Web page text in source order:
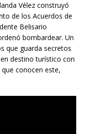
Vélez construyó
de los Acuerdos de
Belisario
bombardear. Un
que guarda secretos
destino turístico con
conocen este,